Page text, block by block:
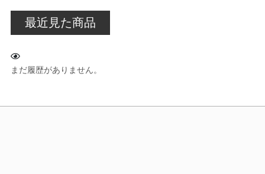
最近見た商品
まだ履歴がありません。